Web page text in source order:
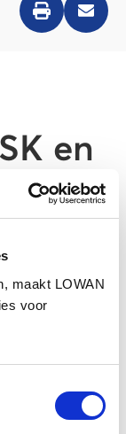
maakt LOWAN
voor
en